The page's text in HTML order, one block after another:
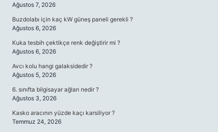
Ağustos 7, 2026
Buzdolabı için kaç kW güneş paneli gerekli ?
Ağustos 6, 2026
Kuka tesbih çektikçe renk değiştirir mi ?
Ağustos 6, 2026
Avcı kolu hangi galaksidedir ?
Ağustos 5, 2026
6. sınıfta bilgisayar ağları nedir ?
Ağustos 3, 2026
Kasko aracının yüzde kaçı karsiliyor ?
Temmuz 24, 2026